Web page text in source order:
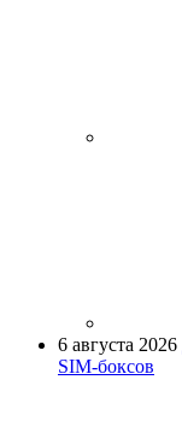
6 августа 2026
SIM-боксов